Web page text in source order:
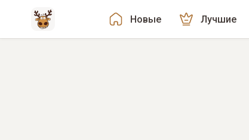
Новые Лучшие